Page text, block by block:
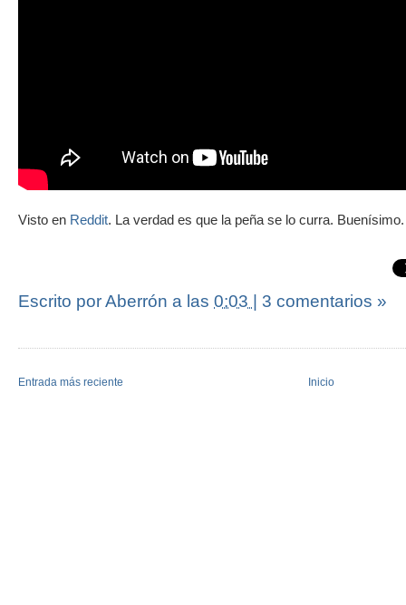
Visto en Reddit. La verdad es que la peña se lo curra. Buenísimo.
Escrito por Aberrón a las 0:03 | 3 comentarios »
Entrada más reciente Inicio